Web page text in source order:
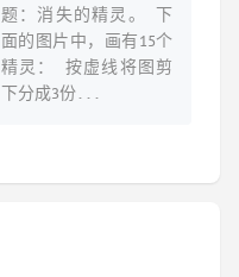
题：消失的精灵。 下
面的图片中，画有15个
精灵： 按虚线将图剪
下分成3份...